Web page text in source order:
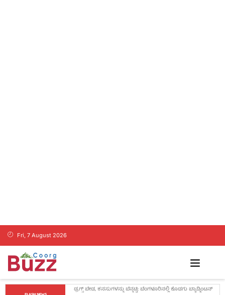
Fri, 7 August 2026
ಗೃಹ ಜ್ಯೋತಿ ಫಲಾನುಭವಿಗಳ ಗಮನಕ್ಕೆ: ಪರಿಶೀಲನೆ ಆರಂಭ, ದಾಖಲೆ